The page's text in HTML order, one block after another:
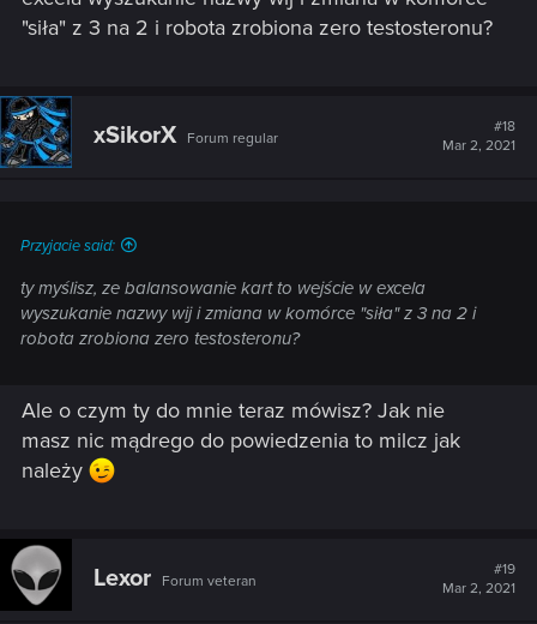
"siła" z 3 na 2 i robota zrobiona zero testosteronu?
xSikorX Forum regular
#18
Mar 2, 2021
Przyjacie said:
ty myślisz, ze balansowanie kart to wejście w excela
wyszukanie nazwy wij i zmiana w komórce "siła" z 3 na 2 i
robota zrobiona zero testosteronu?
Ale o czym ty do mnie teraz mówisz? Jak nie
masz nic mądrego do powiedzenia to milcz jak
należy
Lexor Forum veteran
#19
Mar 2, 2021